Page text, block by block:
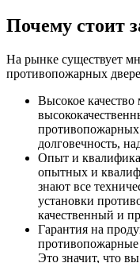
Почему стоит
На рынке существует
противопожарных
Высокое
противопожарных
долговечность,
Опыт и
опытных и
знают все
установки
качественный и
Гарантия на
противопожарные
Это значит, что